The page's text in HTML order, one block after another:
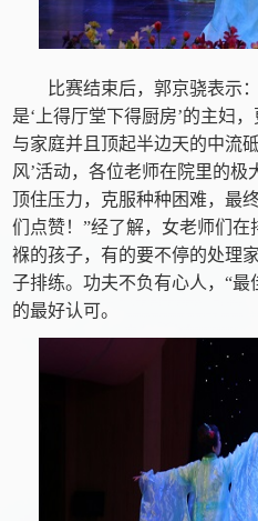
比赛结束后，郭京骁表示
是‘上得厅堂下得厨房’的主妇
与家庭并且顶起半边天的中流
风’活动，各位老师在院里的极
顶住压力，克服种种困难，最
们点赞！”经了解，女老师们
褓的孩子，有的要不停的处理
子排练。功夫不负有心人，“
的最好认可。